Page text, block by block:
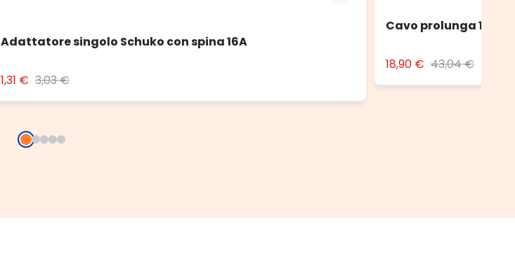
Adattatore singolo Schuko con spina 16A
1,31 € 3,03 €
Cavo prolunga 10 m
18,90 € 43,04 €